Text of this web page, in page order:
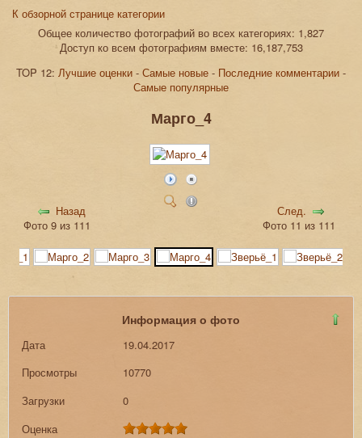
К обзорной странице категории
Общее количество фотографий во всех категориях: 1,827
Доступ ко всем фотографиям вместе: 16,187,753
TOP 12: Лучшие оценки - Самые новые - Последние комментарии -
Самые популярные
Марго_4
Назад
Фото 9 из 111
След.
Фото 11 из 111
Информация о фото
Дата
19.04.2017
Просмотры
10770
Загрузки
0
Оценка